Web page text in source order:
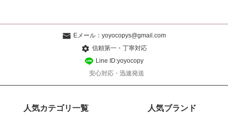
Eメール： yoyocopys@gmail.com
信頼第一・丁寧対応
Line ID:yoyocopy
安心対応・迅速発送
人気カテゴリ一覧 人気ブランド